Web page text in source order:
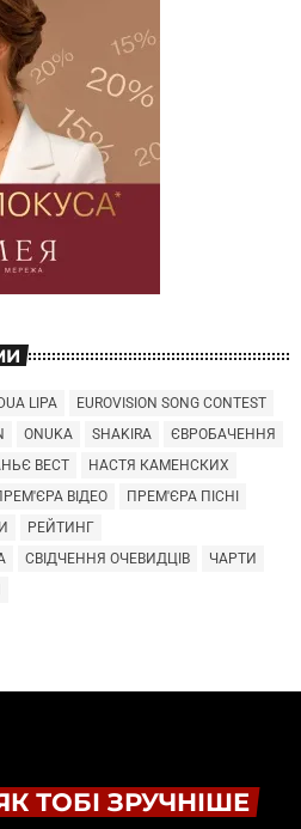
LIPA
EUROVISION SONG CONTEST
ONUKA SHAKIRA
ЄВРОБАЧЕННЯ
ВЕСТ
НАСТЯ КАМЕНСКИХ
ВІДЕО
ПРЕМ'ЄРА ПІСНІ
РЕЙТИНГ
СВІДЧЕННЯ ОЧЕВИДЦІВ
ЧАРТИ
ТОБІ ЗРУЧНІШЕ